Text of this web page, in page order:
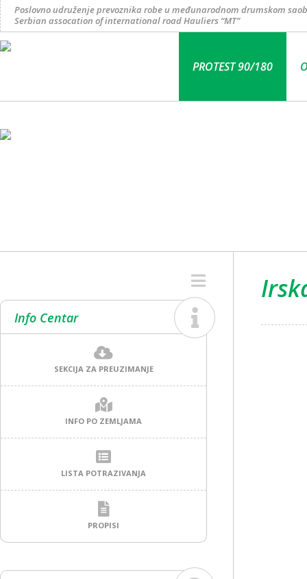
Poslovno udruženje prevoznika robe u međunarodnom drumskom
Serbian assocation of international road Hauliers “MT”
PROTEST 90/180
Info Centar
SEKCIJA ZA PREUZIMANJE
INFO PO ZEMLJAMA
LISTA POTRAZIVANJA
PROPISI